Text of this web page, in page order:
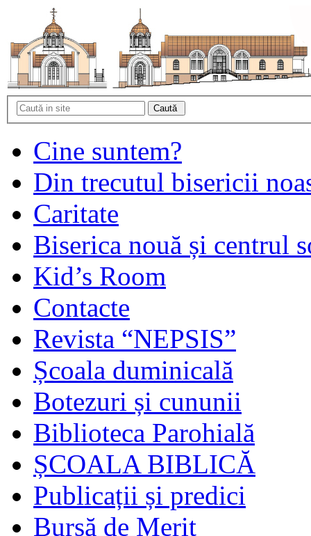
Cine suntem?
Din trecutul bisericii
Caritate
Biserica nouă și centrul
Kid’s Room
Contacte
Revista “NEPSIS”
Școala duminicală
Botezuri și cununii
Biblioteca Parohială
ȘCOALA BIBLICĂ
Publicații și predici
Bursă de Merit